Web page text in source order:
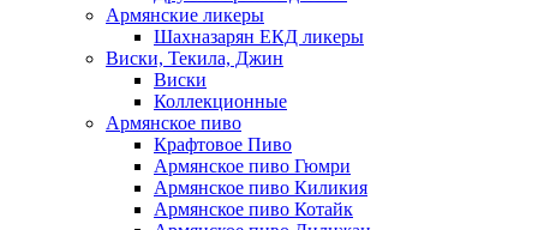
Армянские ликеры
Шахназарян ЕКД ликеры
Виски, Текила, Джин
Виски
Коллекционные
Армянское пиво
Крафтовое Пиво
Армянское пиво Гюмри
Армянское пиво Киликия
Армянское пиво Котайк